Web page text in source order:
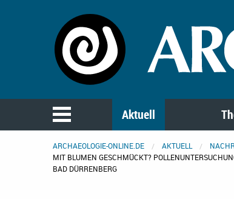
Aktuell
ARCHAEOLOGIE-ONLINE.DE AKTUELL
MIT BLUMEN GESCHMÜCKT?
BAD DÜRRENBERG